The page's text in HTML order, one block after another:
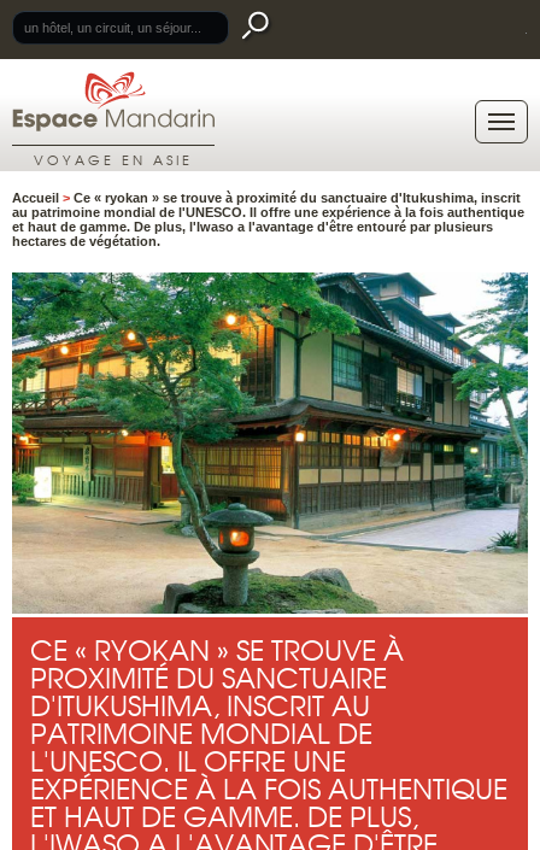
VOYAGE EN ASIE
Accueil > Ce « ryokan » se trouve à proximité du sanctuaire d'Itukushima, inscrit
au patrimoine mondial de l'UNESCO. Il offre une expérience à la fois authentique
et haut de gamme. De plus, l'Iwaso a l'avantage d'être entouré par plusieurs
hectares de végétation.
CE « RYOKAN » SE TROUVE À
PROXIMITÉ DU SANCTUAIRE
D'ITUKUSHIMA, INSCRIT AU
PATRIMOINE MONDIAL DE
L'UNESCO. IL OFFRE UNE
EXPÉRIENCE À LA FOIS AUTHENTIQUE
ET HAUT DE GAMME. DE PLUS,